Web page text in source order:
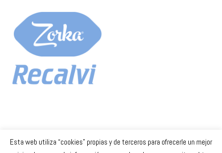
Esta web utiliza “cookies” propias y de terceros para ofrecerle un mejor